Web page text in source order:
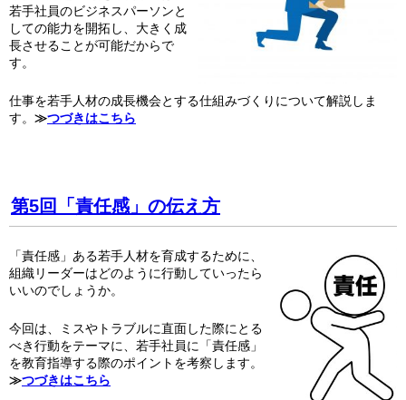
若手社員のビジネスパーソンと
しての能力を開拓し、大きく成
長させることが可能だからで
す。
仕事を若手人材の成長機会とする仕組みづくりについて解説しま
す。 ≫つづきはこちら
第5回「責任感」の伝え方
「責任感」ある若手人材を育成するために、
組織リーダーはどのように行動していったら
いいのでしょうか。
今回は、ミスやトラブルに直面した際にとる
べき行動をテーマに、若手社員に「責任感」
を教育指導する際のポイントを考察します。
≫つづきはこちら